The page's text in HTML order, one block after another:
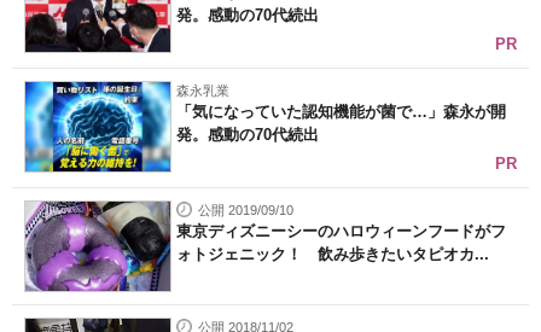
発。感動の70代続出
PR
森永乳業
「気になっていた認知機能が菌で…」森永が開
発。感動の70代続出
PR
公開 2019/09/10
東京ディズニーシーのハロウィーンフードがフ
ォトジェニック！ 飲み歩きたいタピオカ...
公開 2018/11/02